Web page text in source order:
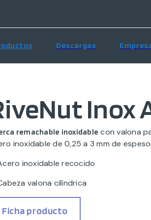
Descargas
Inox
remachable inoxidable con valona
inoxidable de 0,25 a 3 mm de
inoxidable recocido
valona cilíndrica
Ficha producto